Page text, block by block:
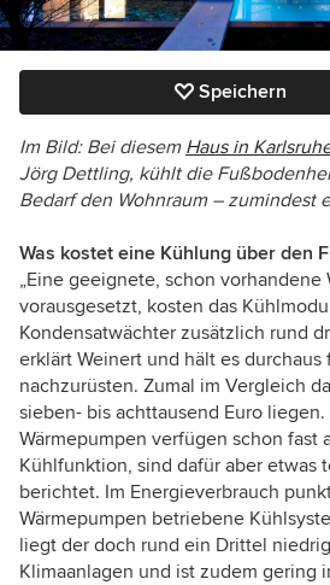
Speichern
Im Bild: Bei diesem Haus in
Jörg Dettling, kühlt die
Bedarf den Wohnraum – zumindest
Was kostet eine Kühlung über den
„Eine geeignete, schon vorhandene
vorausgesetzt, kosten das
Kondensatwächter zusätzlich rund
erklärt Weinert und hält es durchaus
nachzurüsten. Zumal im Vergleich
sieben- bis achttausend Euro
Wärmepumpen verfügen schon fast
Kühlfunktion, sind dafür aber etwas
berichtet. Im Energieverbrauch
Wärmepumpen betriebene
liegt der doch rund ein Drittel
Klimaanlagen und ist zudem gering